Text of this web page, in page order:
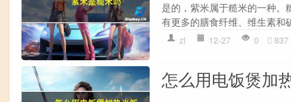
是的，紫米属于糙米的一种
有更多的膳食纤维、维生素和
zl 12-27 0 837
怎么用电饭煲加